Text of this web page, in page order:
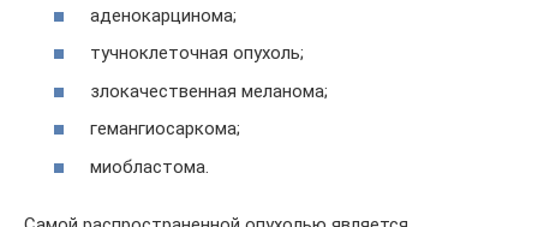
аденокарцинома;
тучноклеточная опухоль;
злокачественная меланома;
гемангиосаркома;
миобластома.